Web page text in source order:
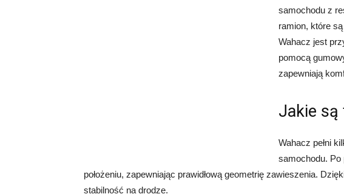
samochodu z
ramion, które są
Wahacz jest
pomocą
zapewniają
Jakie są
Wahacz pełni
samochodu. Po
położeniu, zapewniając prawidłową geometrię zawieszenia.
stabilność na drodze.